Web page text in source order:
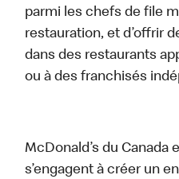
parmi les chefs de file
restauration, et d’offrir
dans des restaurants
ou à des franchisés
McDonald’s du Canada
s’engagent à créer un